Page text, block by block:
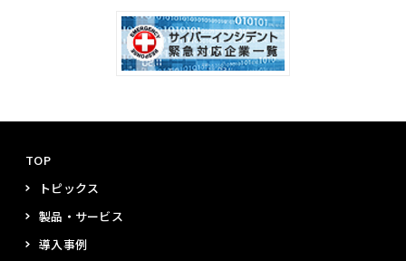
TOP
トピックス
製品・サービス
導入事例